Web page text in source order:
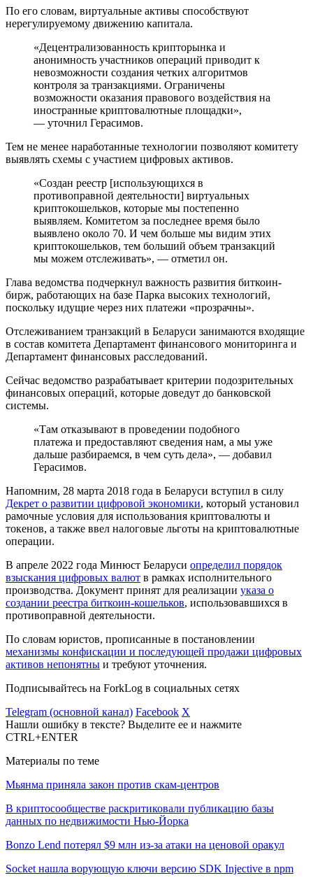
По его словам, виртуальные активы способствуют
нерегулируемому движению капитала.
«Децентрализованность крипторынка и
анонимность участников операций приводит к
невозможности создания четких алгоритмов
контроля за транзакциями. Ограничены
возможности оказания правового воздействия на
иностранные криптовалютные площадки»,
— уточнил Герасимов.
Тем не менее наработанные технологии позволяют комитету
выявлять схемы с участием цифровых активов.
«Создан реестр [использующихся в
противоправной деятельности] виртуальных
криптокошельков, которые мы постепенно
выявляем. Комитетом за последнее время было
выявлено около 70. И чем больше мы видим этих
криптокошельков, тем больший объем транзакций
мы можем отслеживать», — отметил он.
Глава ведомства подчеркнул важность развития биткоин-
бирж, работающих на базе Парка высоких технологий,
поскольку идущие через них платежи «прозрачны».
Отслеживанием транзакций в Беларуси занимаются входящие
в состав комитета Департамент финансового мониторинга и
Департамент финансовых расследований.
Сейчас ведомство разрабатывает критерии подозрительных
финансовых операций, которые доведут до банковской
системы.
«Там отказывают в проведении подобного
платежа и предоставляют сведения нам, а мы уже
дальше разбираемся, в чем суть дела», — добавил
Герасимов.
Напомним, 28 марта 2018 года в Беларуси вступил в силу
Декрет о развитии цифровой экономики, который установил
рамочные условия для использования криптовалюты и
токенов, а также ввел налоговые льготы на криптовалютные
операции.
В апреле 2022 года Минюст Беларуси определил порядок
взыскания цифровых валют в рамках исполнительного
производства. Документ принят для реализации указа о
создании реестра биткоин-кошельков, использовавшихся в
противоправной деятельности.
По словам юристов, прописанные в постановлении
механизмы конфискации и последующей продажи цифровых
активов непонятны и требуют уточнения.
Подписывайтесь на ForkLog в социальных сетях
Telegram (основной канал) Facebook X
Нашли ошибку в тексте? Выделите ее и нажмите
CTRL+ENTER
Материалы по теме
Мьянма приняла закон против скам-центров
В криптосообществе раскритиковали публикацию базы
данных по недвижимости Нью-Йорка
Bonzo Lend потерял $9 млн из-за атаки на ценовой оракул
Socket нашла ворующую ключи версию SDK Injective в npm